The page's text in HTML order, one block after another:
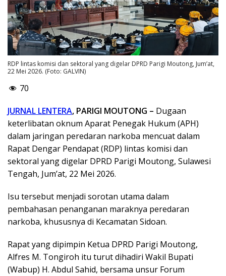
RDP lintas komisi dan sektoral yang digelar DPRD Parigi Moutong, Jum’at,
22 Mei 2026. (Foto: GALVIN)
70
JURNAL LENTERA, PARIGI MOUTONG – Dugaan
keterlibatan oknum Aparat Penegak Hukum (APH)
dalam jaringan peredaran narkoba mencuat dalam
Rapat Dengar Pendapat (RDP) lintas komisi dan
sektoral yang digelar DPRD Parigi Moutong, Sulawesi
Tengah, Jum’at, 22 Mei 2026.
Isu tersebut menjadi sorotan utama dalam
pembahasan penanganan maraknya peredaran
narkoba, khususnya di Kecamatan Sidoan.
Rapat yang dipimpin Ketua DPRD Parigi Moutong,
Alfres M. Tongiroh itu turut dihadiri Wakil Bupati
(Wabup) H. Abdul Sahid, bersama unsur Forum